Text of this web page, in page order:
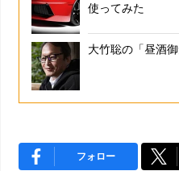
使ってみた
大竹聡の「昼酒御
フォロー